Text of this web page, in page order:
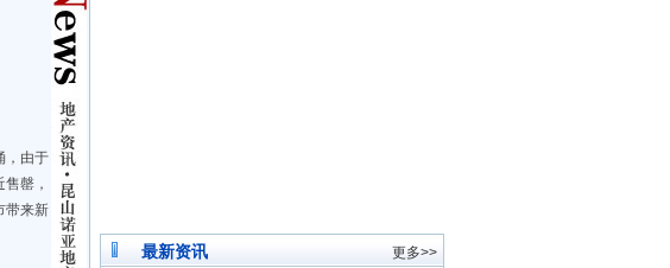
最新资讯 更多>>
，由于
罄，
带来新